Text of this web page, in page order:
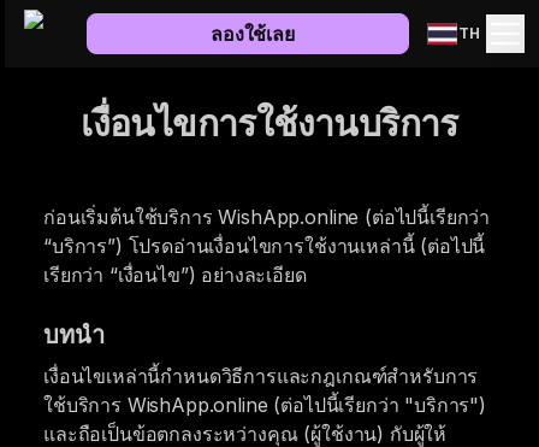
ลองใช้เลย TH
เงื่อนไขการใช้งานบริการ
ก่อนเริ่มต้นใช้บริการ WishApp.online (ต่อไปนี้เรียกว่า
“บริการ”) โปรดอ่านเงื่อนไขการใช้งานเหล่านี้ (ต่อไปนี้
เรียกว่า “เงื่อนไข”) อย่างละเอียด
บทนำ
เงื่อนไขเหล่านี้กำหนดวิธีการและกฎเกณฑ์สำหรับการ
ใช้บริการ WishApp.online (ต่อไปนี้เรียกว่า "บริการ")
และถือเป็นข้อตกลงระหว่างคุณ (ผู้ใช้งาน) กับผู้ให้